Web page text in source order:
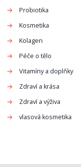
Probiotika
Kosmetika
Kolagen
Péče o tělo
Vitamíny a doplňky
Zdraví a krása
Zdraví a výživa
vlasová kosmetika